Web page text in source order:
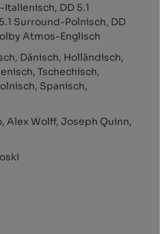
DD 5.1
Surround-Polnisch, DD
Atmos-Englisch
Dänisch, Holländisch,
Tschechisch,
Spanisch,
Alex Wolff, Joseph Quinn,